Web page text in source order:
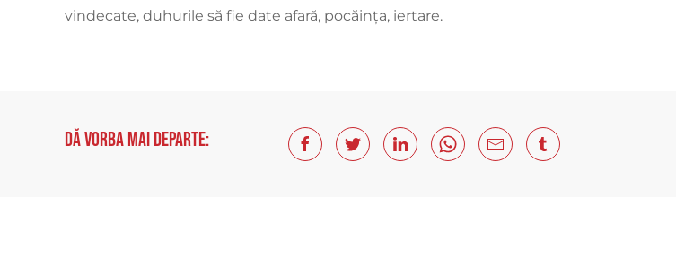
vindecate, duhurile să fie date afară, pocăința, iertare.
Dă vorba mai departe: